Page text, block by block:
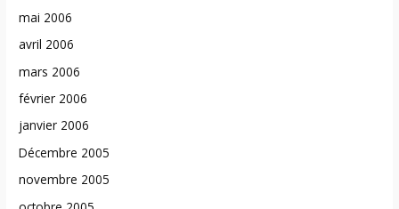
mai 2006
avril 2006
mars 2006
février 2006
janvier 2006
Décembre 2005
novembre 2005